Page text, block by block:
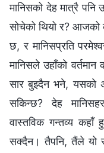
मानिसको देह मात्रै पनि
सोचेको थियो र?
छ, र मानिसप्रति
मानिसले उहाँको वर्तमान
सार बुझ्दैन भने, यसको
सकिन्छ? देह
वास्तविक गन्तव्य
सक्दैन। तैपनि, तैंले यो